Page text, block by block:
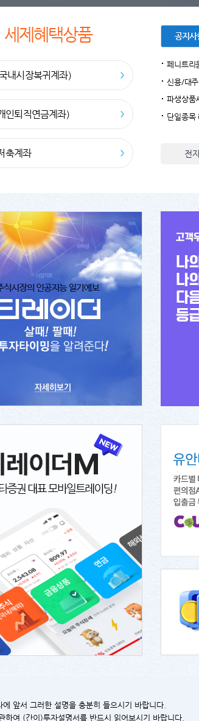
세제혜택상품
내시장복귀계좌)
인퇴직연금계좌)
축계좌
공지사
신용/대
파생상품
전
앞서 그러한 설명을 충분히 들으시기 바랍니다.
여 (간이)투자설명서를 반드시 읽어보시기 바랍니다.